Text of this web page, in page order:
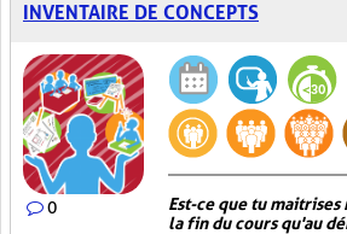
INVENTAIRE DE CONCEPTS
0
Est-ce que tu maitrises
la fin du cours qu'au